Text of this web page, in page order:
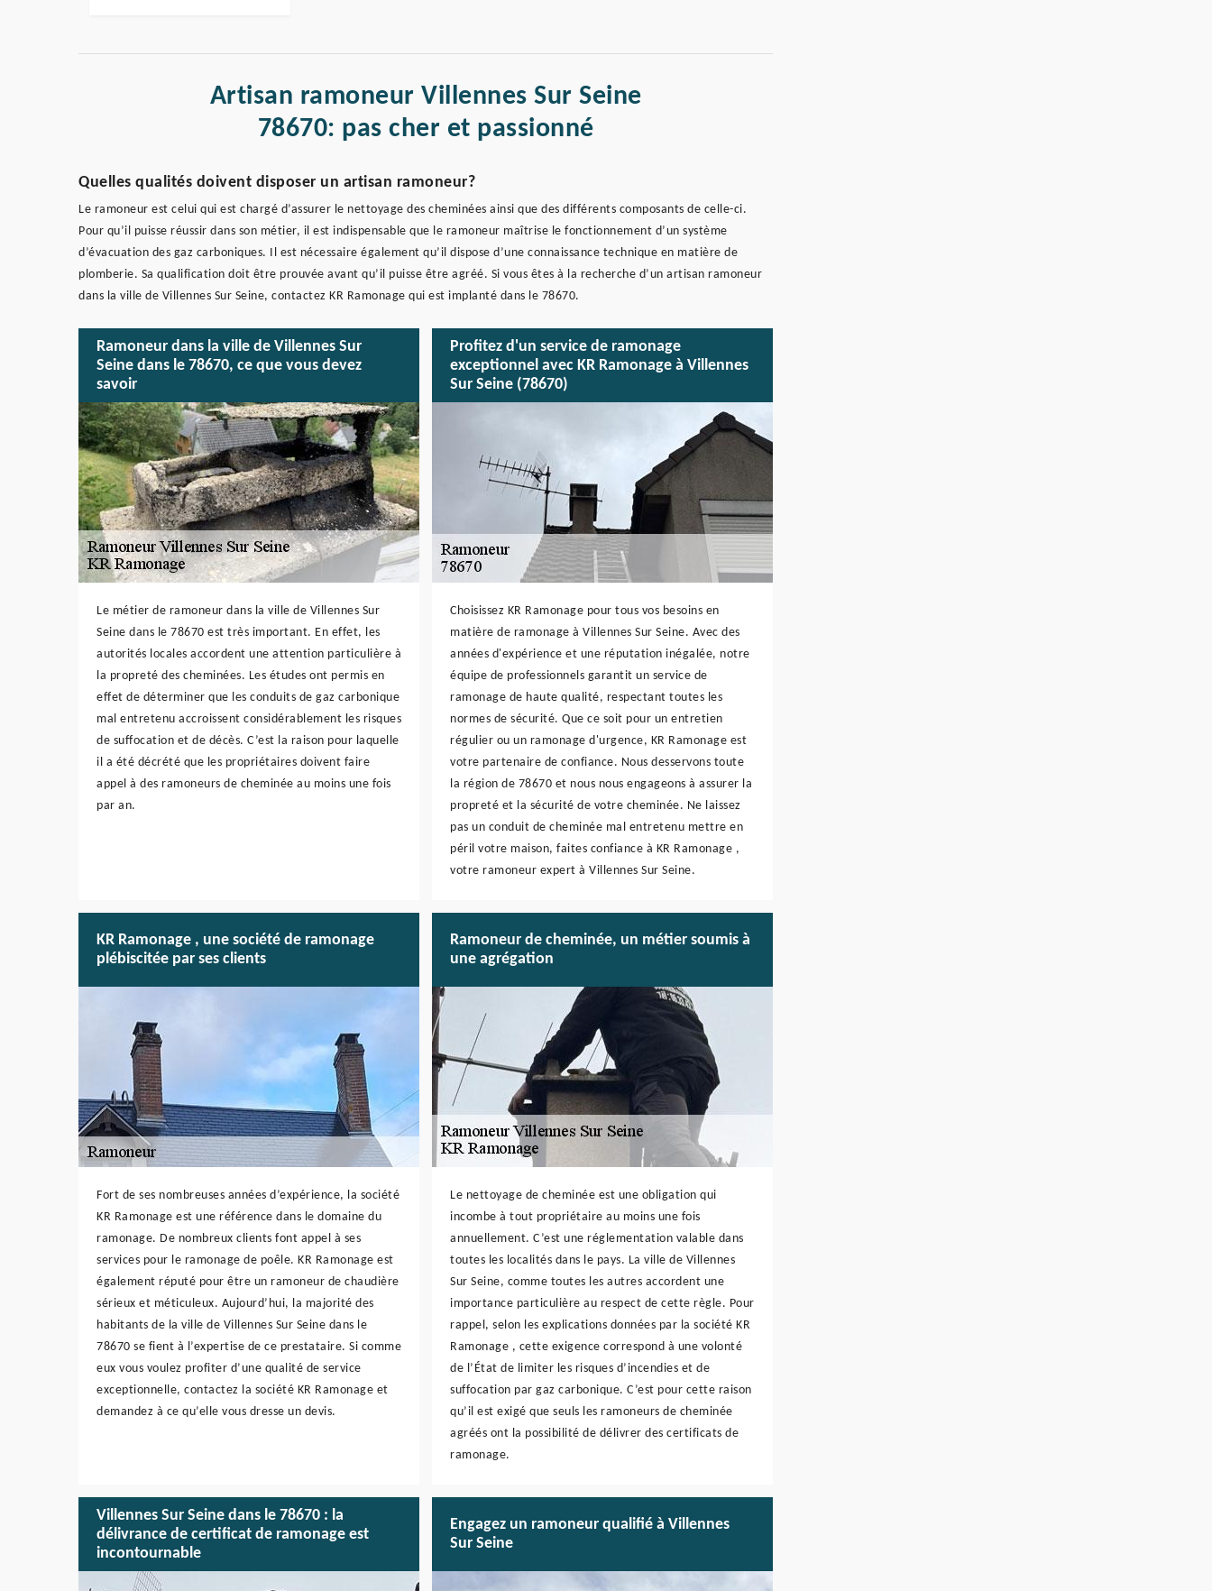
Artisan ramoneur Villennes Sur Seine
78670: pas cher et passionné
Quelles qualités doivent disposer un artisan ramoneur?
Le ramoneur est celui qui est chargé d’assurer le nettoyage des cheminées ainsi que des différents composants de celle-ci.
Pour qu’il puisse réussir dans son métier, il est indispensable que le ramoneur maîtrise le fonctionnement d’un système
d’évacuation des gaz carboniques. Il est nécessaire également qu’il dispose d’une connaissance technique en matière de
plomberie. Sa qualification doit être prouvée avant qu’il puisse être agréé. Si vous êtes à la recherche d’un artisan ramoneur
dans la ville de Villennes Sur Seine, contactez KR Ramonage qui est implanté dans le 78670.
Ramoneur dans la ville de Villennes Sur
Seine dans le 78670, ce que vous devez
savoir
Le métier de ramoneur dans la ville de Villennes Sur
Seine dans le 78670 est très important. En effet, les
autorités locales accordent une attention particulière à
la propreté des cheminées. Les études ont permis en
effet de déterminer que les conduits de gaz carbonique
mal entretenu accroissent considérablement les risques
de suffocation et de décès. C’est la raison pour laquelle
il a été décrété que les propriétaires doivent faire
appel à des ramoneurs de cheminée au moins une fois
par an.
Profitez d'un service de ramonage
exceptionnel avec KR Ramonage à Villennes
Sur Seine (78670)
Choisissez KR Ramonage pour tous vos besoins en
matière de ramonage à Villennes Sur Seine. Avec des
années d'expérience et une réputation inégalée, notre
équipe de professionnels garantit un service de
ramonage de haute qualité, respectant toutes les
normes de sécurité. Que ce soit pour un entretien
régulier ou un ramonage d'urgence, KR Ramonage est
votre partenaire de confiance. Nous desservons toute
la région de 78670 et nous nous engageons à assurer la
propreté et la sécurité de votre cheminée. Ne laissez
pas un conduit de cheminée mal entretenu mettre en
péril votre maison, faites confiance à KR Ramonage ,
votre ramoneur expert à Villennes Sur Seine.
KR Ramonage , une société de ramonage
plébiscitée par ses clients
Fort de ses nombreuses années d’expérience, la société
KR Ramonage est une référence dans le domaine du
ramonage. De nombreux clients font appel à ses
services pour le ramonage de poêle. KR Ramonage est
également réputé pour être un ramoneur de chaudière
sérieux et méticuleux. Aujourd’hui, la majorité des
habitants de la ville de Villennes Sur Seine dans le
78670 se fient à l’expertise de ce prestataire. Si comme
eux vous voulez profiter d’une qualité de service
exceptionnelle, contactez la société KR Ramonage et
demandez à ce qu’elle vous dresse un devis.
Ramoneur de cheminée, un métier soumis à
une agrégation
Le nettoyage de cheminée est une obligation qui
incombe à tout propriétaire au moins une fois
annuellement. C’est une réglementation valable dans
toutes les localités dans le pays. La ville de Villennes
Sur Seine, comme toutes les autres accordent une
importance particulière au respect de cette règle. Pour
rappel, selon les explications données par la société KR
Ramonage , cette exigence correspond à une volonté
de l’État de limiter les risques d’incendies et de
suffocation par gaz carbonique. C’est pour cette raison
qu’il est exigé que seuls les ramoneurs de cheminée
agréés ont la possibilité de délivrer des certificats de
ramonage.
Villennes Sur Seine dans le 78670 : la
délivrance de certificat de ramonage est
incontournable
Engagez un ramoneur qualifié à Villennes
Sur Seine